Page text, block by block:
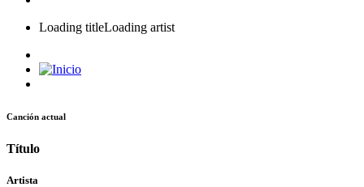
Loading titleLoading artist
Canción actual
Título
Artista